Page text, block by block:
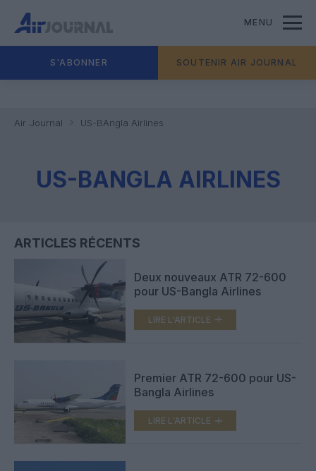
MENU
S'ABONNER SOUTENIR AIR JOURNAL
Air Journal US-BAngla Airlines
US-BANGLA AIRLINES
ARTICLES RÉCENTS
Deux nouveaux ATR 72-600
pour US-Bangla Airlines
LIRE L'ARTICLE
Premier ATR 72-600 pour US-
Bangla Airlines
LIRE L'ARTICLE